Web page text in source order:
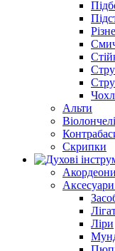
Альти
Віолончелі
Скрипки
Ліри